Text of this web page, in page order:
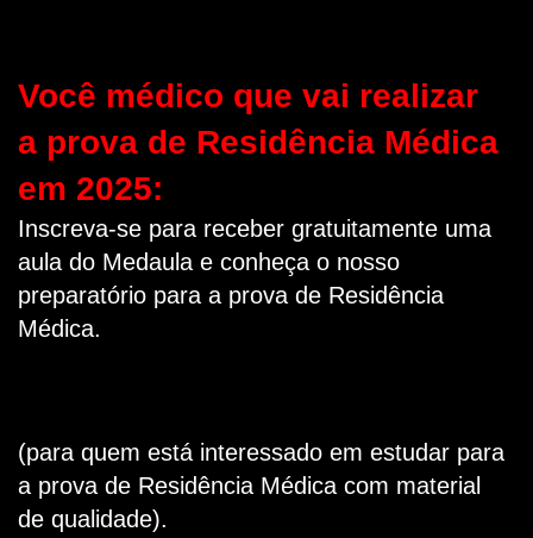
Você médico que vai realizar
a prova de Residência Médica
em 2025:
Inscreva-se para receber gratuitamente uma
aula do Medaula e conheça o nosso
preparatório para a prova de Residência
Médica.
(para quem está interessado em estudar para
a prova de Residência Médica com material
de qualidade).